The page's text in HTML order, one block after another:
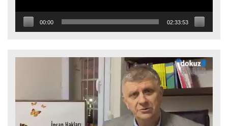
00:00 02:33:53